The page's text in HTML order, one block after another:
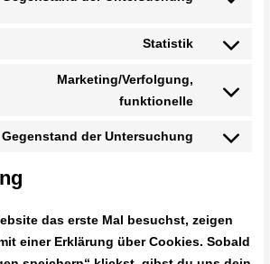
Statistik
Marketing/Verfolgung,
funktionelle
Gegenstand der Untersuchung
das erste Mal besuchst, zeigen
einer Erklärung über Cookies. Sobald